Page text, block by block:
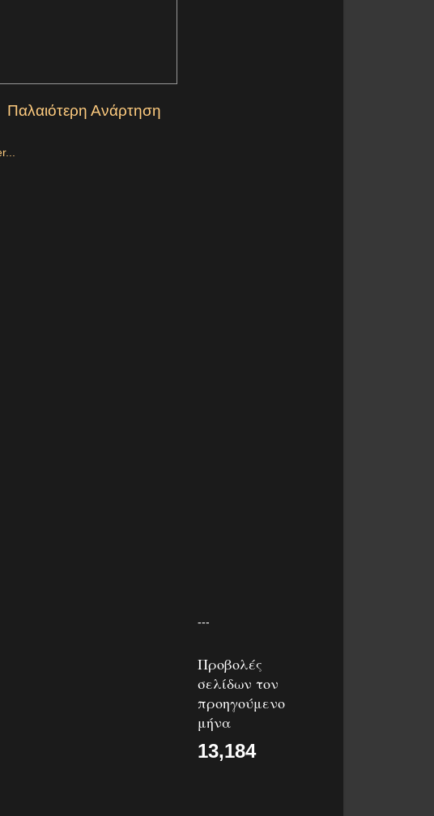
Παλαιότερη Ανάρτηση
---
Προβολές
σελίδων τον
προηγούμενο
μήνα
13,184